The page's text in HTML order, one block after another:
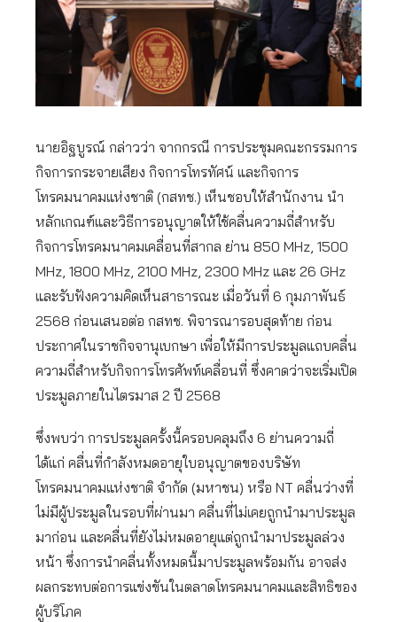
นายอิฐบูรณ์ กล่าวว่า จากกรณี การประชุมคณะกรรมการ
กิจการกระจายเสียง กิจการโทรทัศน์ และกิจการ
โทรคมนาคมแห่งชาติ (กสทช.) เห็นชอบให้สำนักงาน นำ
หลักเกณฑ์และวิธีการอนุญาตให้ใช้คลื่นความถี่สำหรับ
กิจการโทรคมนาคมเคลื่อนที่สากล ย่าน 850 MHz, 1500
MHz, 1800 MHz, 2100 MHz, 2300 MHz และ 26 GHz
และรับฟังความคิดเห็นสาธารณะ เมื่อวันที่ 6 กุมภาพันธ์
2568 ก่อนเสนอต่อ กสทช. พิจารณารอบสุดท้าย ก่อน
ประกาศในราชกิจจานุเบกษา เพื่อให้มีการประมูลแถบคลื่น
ความถี่สำหรับกิจการโทรศัพท์เคลื่อนที่ ซึ่งคาดว่าจะเริ่มเปิด
ประมูลภายในไตรมาส 2 ปี 2568
ซึ่งพบว่า การประมูลครั้งนี้ครอบคลุมถึง 6 ย่านความถี่
ได้แก่ คลื่นที่กำลังหมดอายุใบอนุญาตของบริษัท
โทรคมนาคมแห่งชาติ จำกัด (มหาชน) หรือ NT คลื่นว่างที่
ไม่มีผู้ประมูลในรอบที่ผ่านมา คลื่นที่ไม่เคยถูกนำมาประมูล
มาก่อน และคลื่นที่ยังไม่หมดอายุแต่ถูกนำมาประมูลล่วง
หน้า ซึ่งการนำคลื่นทั้งหมดนี้มาประมูลพร้อมกัน อาจส่ง
ผลกระทบต่อการแข่งขันในตลาดโทรคมนาคมและสิทธิของ
ผู้บริโภค